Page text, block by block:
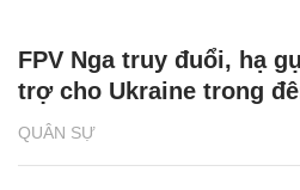
QUÂN SỰ
FPV Nga truy đuổi, hạ
trợ cho Ukraine trong